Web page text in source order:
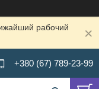
рабочий
+380 (67) 789-23-99